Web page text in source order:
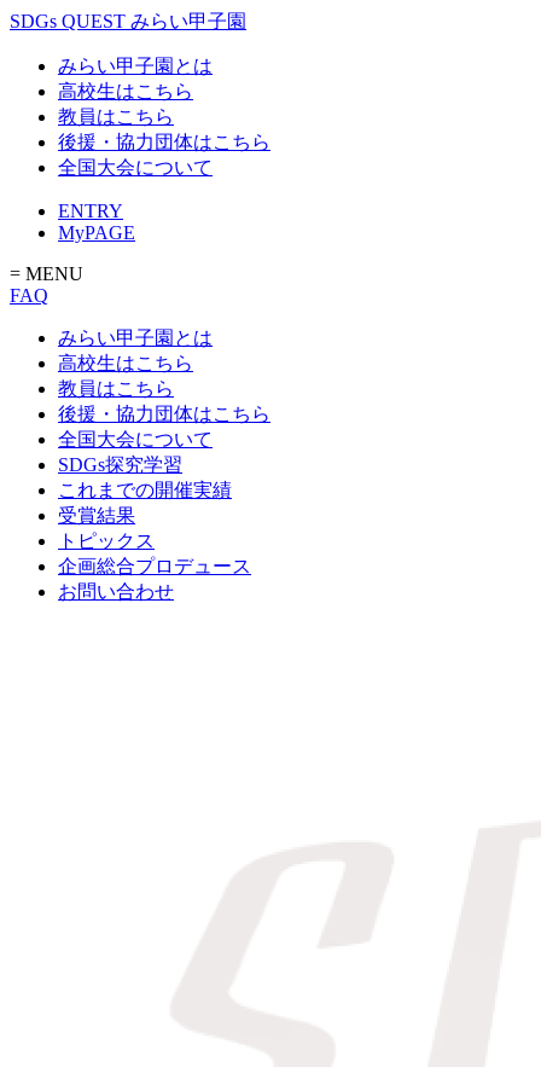
SDGs QUEST みらい甲子園
みらい甲子園とは
高校生はこちら
教員はこちら
後援・協力団体はこちら
全国大会について
ENTRY
MyPAGE
= MENU
FAQ
みらい甲子園とは
高校生はこちら
教員はこちら
後援・協力団体はこちら
全国大会について
SDGs探究学習
これまでの開催実績
受賞結果
トピックス
企画総合プロデュース
お問い合わせ